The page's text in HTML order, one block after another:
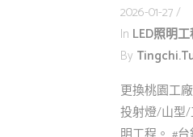
2026-01-27
In LED照明
By
更換桃園工
投射燈/山型